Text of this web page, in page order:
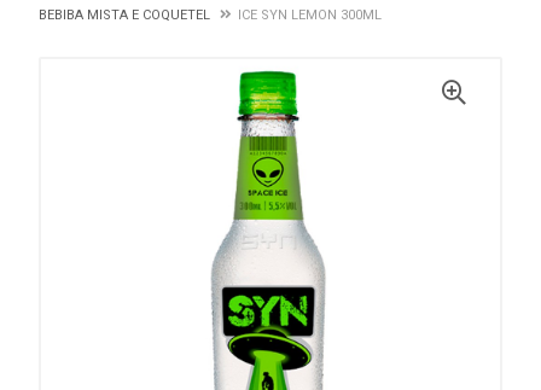
BEBIBA MISTA E COQUETEL
ICE SYN LEMON 300ML